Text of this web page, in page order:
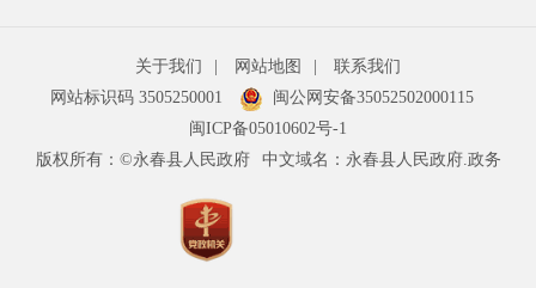
关于我们 网站地图
联系我们
网站标识码 3505250001
闽公网安备35052502000115
闽ICP备05010602号-1
版权所有：©永春县人民政府
中文域名：永春县人民政府.政务